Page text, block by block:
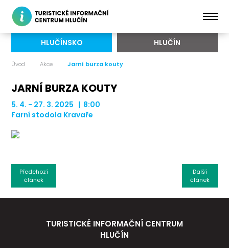
HLUČÍNSKO HLUČÍN
Úvod Akce Jarní burza kouty
JARNÍ BURZA KOUTY
5. 4. - 27. 3. 2025 | 8:00
Farní stodola Kravaře
Další
článek
Předchozí
článek
TURISTICKÉ INFORMAČNÍ CENTRUM
HLUČÍN